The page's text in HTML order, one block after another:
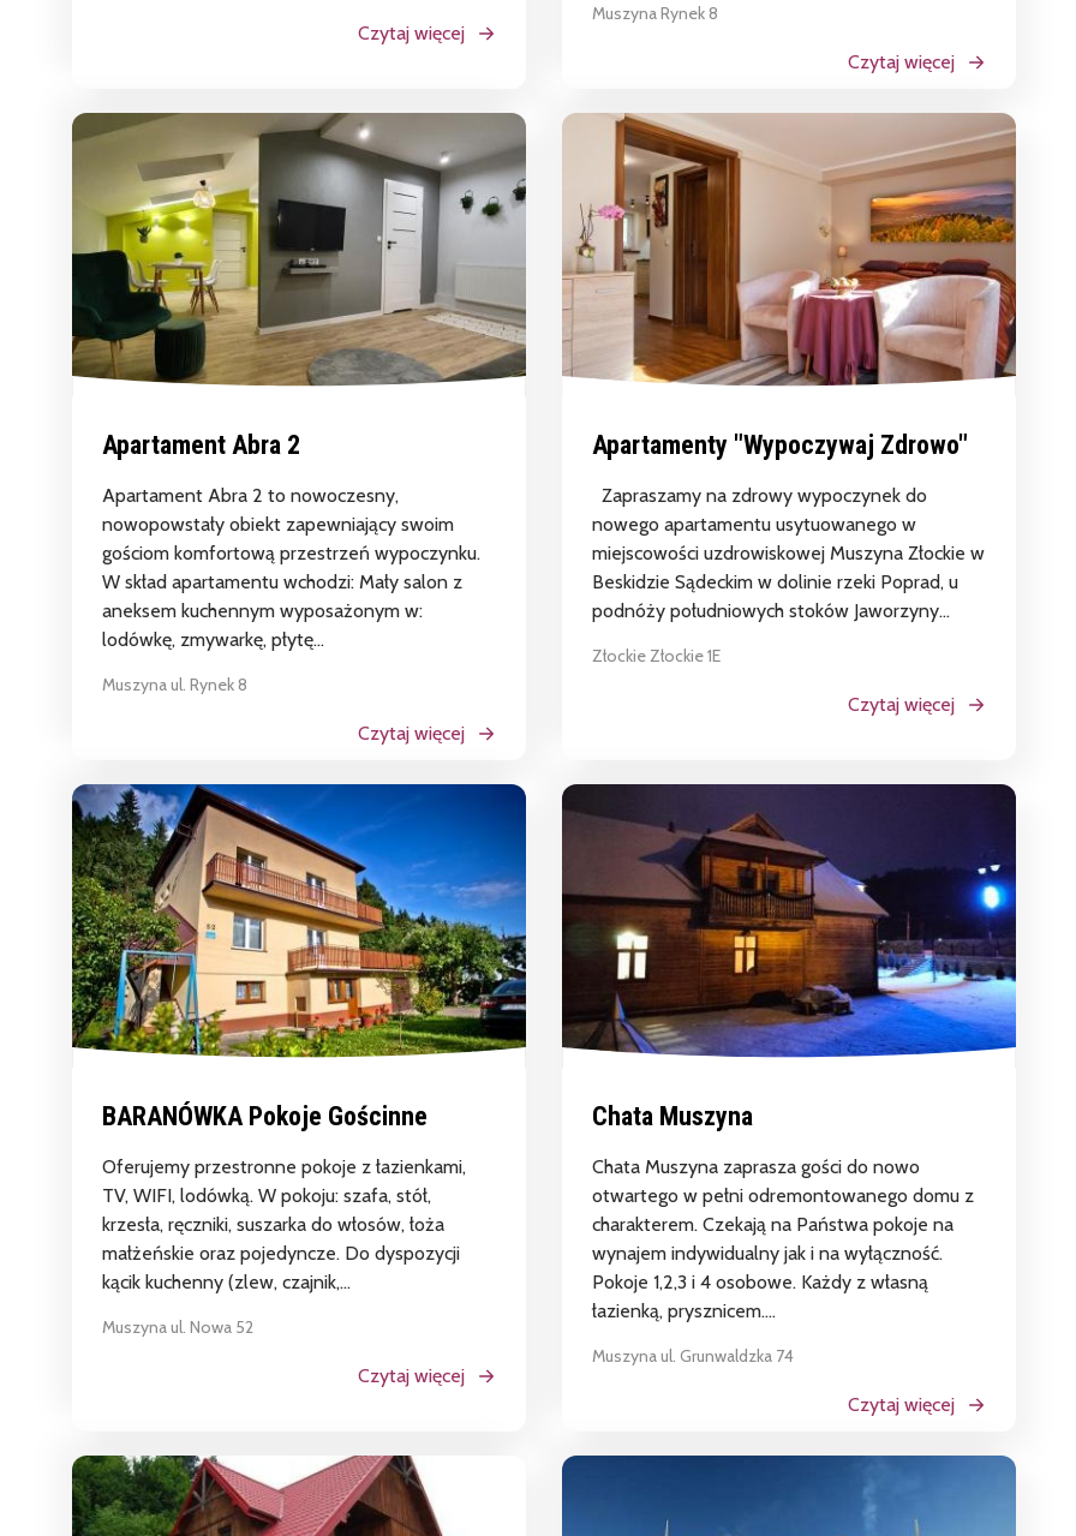
Czytaj więcej
Muszyna Rynek 8
Czytaj więcej
Apartament Abra 2
Apartament Abra 2 to nowoczesny,
nowopowstały obiekt zapewniający swoim
gościom komfortową przestrzeń wypoczynku.
W skład apartamentu wchodzi: Mały salon z
aneksem kuchennym wyposażonym w:
lodówkę, zmywarkę, płytę...
Muszyna ul. Rynek 8
Czytaj więcej
Apartamenty "Wypoczywaj Zdrowo"
Zapraszamy na zdrowy wypoczynek do
nowego apartamentu usytuowanego w
miejscowości uzdrowiskowej Muszyna Złockie w
Beskidzie Sądeckim w dolinie rzeki Poprad, u
podnóży południowych stoków Jaworzyny...
Złockie Złockie 1E
Czytaj więcej
BARANÓWKA Pokoje Gościnne
Oferujemy przestronne pokoje z łazienkami,
TV, WIFI, lodówką. W pokoju: szafa, stół,
krzesła, ręczniki, suszarka do włosów, łoża
małżeńskie oraz pojedyncze. Do dyspozycji
kącik kuchenny (zlew, czajnik,...
Muszyna ul. Nowa 52
Czytaj więcej
Chata Muszyna
Chata Muszyna zaprasza gości do nowo
otwartego w pełni odremontowanego domu z
charakterem. Czekają na Państwa pokoje na
wynajem indywidualny jak i na wyłączność.
Pokoje 1,2,3 i 4 osobowe. Każdy z własną
łazienką, prysznicem....
Muszyna ul. Grunwaldzka 74
Czytaj więcej
Tygodnik Sądecki